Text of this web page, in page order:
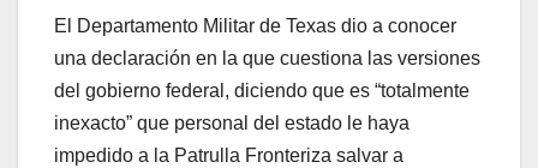
El Departamento Militar de Texas dio a conocer
una declaración en la que cuestiona las versiones
del gobierno federal, diciendo que es “totalmente
inexacto” que personal del estado le haya
impedido a la Patrulla Fronteriza salvar a